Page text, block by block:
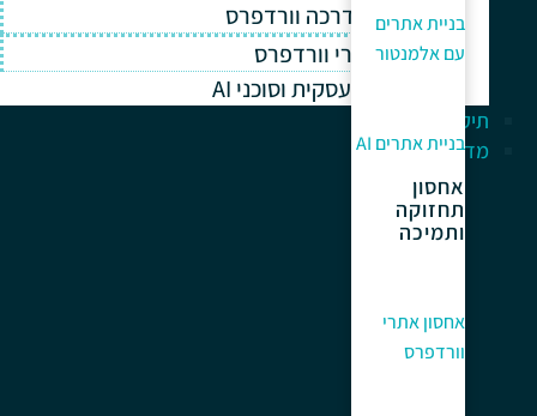
בניית אתרים
עם אלמנטור
בניית אתרים AI
אחסון
תחזוקה
ותמיכה
אחסון אתרי
וורדפרס
תמיכה והדרכה וורדפרס
קידום אתרי וורדפרס
אוטומציה עסקית וסוכני AI
תיק עבודות
מדריך למתחלים